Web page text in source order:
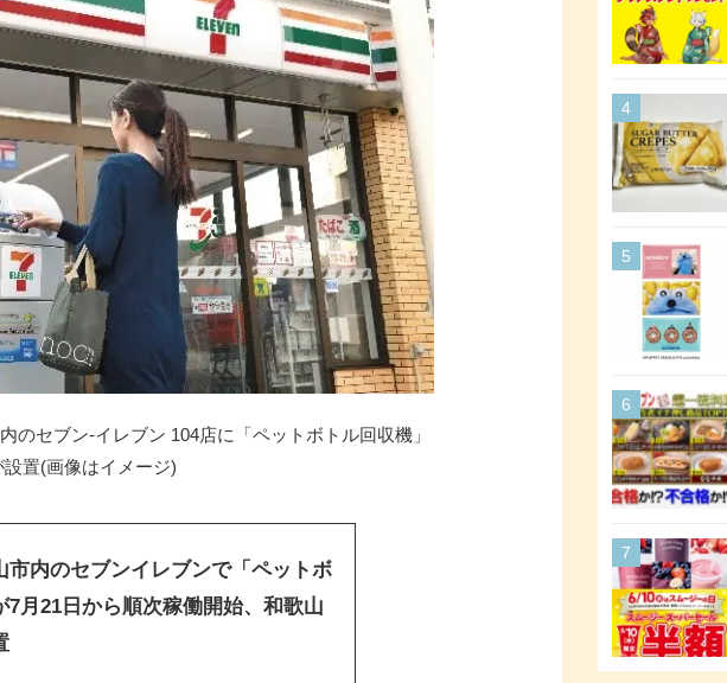
のセブン-イレブン 104店に「ペットボトル回収機」
設置(画像はイメージ)
市内のセブンイレブンで「ペットボ
7月21日から順次稼働開始、和歌山